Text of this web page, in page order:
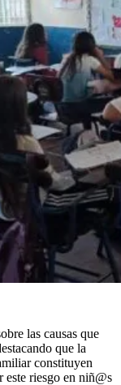
las causas que
que la
constituyen
este riesgo en niñ@s